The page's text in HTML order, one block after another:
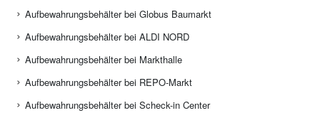
Aufbewahrungsbehälter bei Globus Baumarkt
Aufbewahrungsbehälter bei ALDI NORD
Aufbewahrungsbehälter bei Markthalle
Aufbewahrungsbehälter bei REPO-Markt
Aufbewahrungsbehälter bei Scheck-in Center